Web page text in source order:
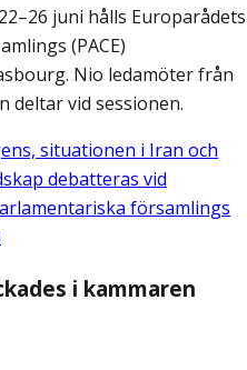
juni hålls Europarådets
(PACE)
Nio ledamöter från
deltar vid sessionen.
situationen i Iran och
debatteras vid
församlings
i kammaren